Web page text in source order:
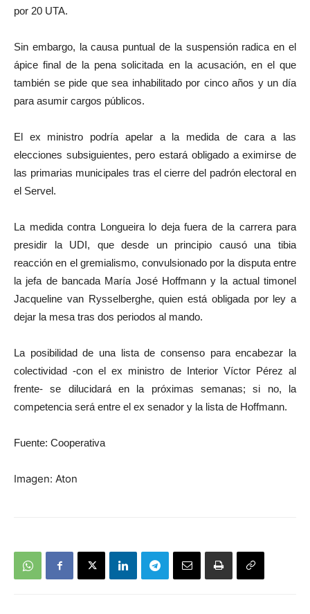
por 20 UTA.
Sin embargo, la causa puntual de la suspensión radica en el
ápice final de la pena solicitada en la acusación, en el que
también se pide que sea inhabilitado por cinco años y un día
para asumir cargos públicos.
El ex ministro podría apelar a la medida de cara a las
elecciones subsiguientes, pero estará obligado a eximirse de
las primarias municipales tras el cierre del padrón electoral en
el Servel.
La medida contra Longueira lo deja fuera de la carrera para
presidir la UDI, que desde un principio causó una tibia
reacción en el gremialismo, convulsionado por la disputa entre
la jefa de bancada María José Hoffmann y la actual timonel
Jacqueline van Rysselberghe, quien está obligada por ley a
dejar la mesa tras dos periodos al mando.
La posibilidad de una lista de consenso para encabezar la
colectividad -con el ex ministro de Interior Víctor Pérez al
frente- se dilucidará en la próximas semanas; si no, la
competencia será entre el ex senador y la lista de Hoffmann.
Fuente: Cooperativa
Imagen: Aton